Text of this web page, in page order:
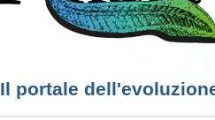
Il portale